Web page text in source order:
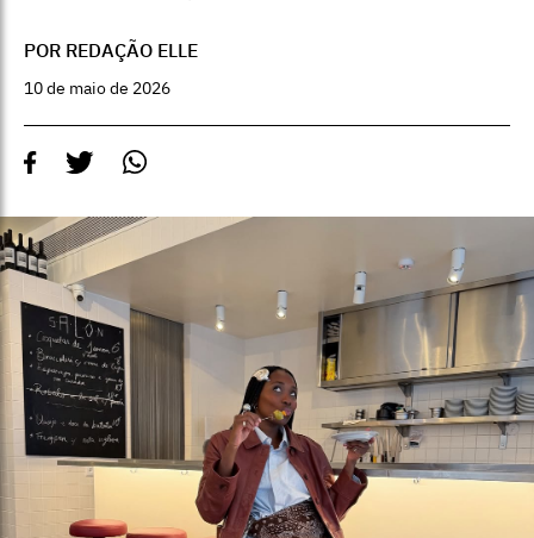
POR REDAÇÃO ELLE
10 de maio de 2026